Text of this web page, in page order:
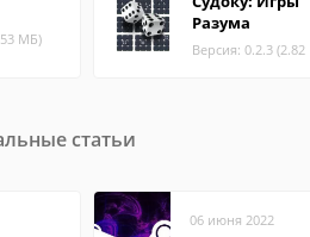
МБ)
Разума
Версия: 0.2.3
статьи
06 июня 2022